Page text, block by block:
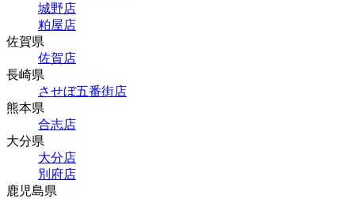
城野店
粕屋店
佐賀県
佐賀店
長崎県
させぼ五番街店
熊本県
合志店
大分県
大分店
別府店
鹿児島県